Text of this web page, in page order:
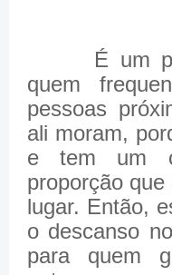
É um
quem
pessoas
ali moram,
e tem um
proporção
lugar. Então,
o descanso
para quem